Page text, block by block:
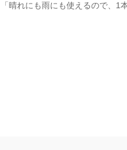
「晴れにも雨にも使えるので、1